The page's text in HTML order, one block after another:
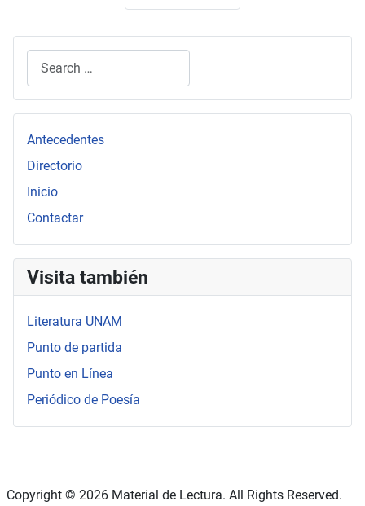
Antecedentes
Directorio
Inicio
Contactar
Visita también
Literatura UNAM
Punto de partida
Punto en Línea
Periódico de Poesía
Copyright © 2026 Material de Lectura. All Rights Reserved.